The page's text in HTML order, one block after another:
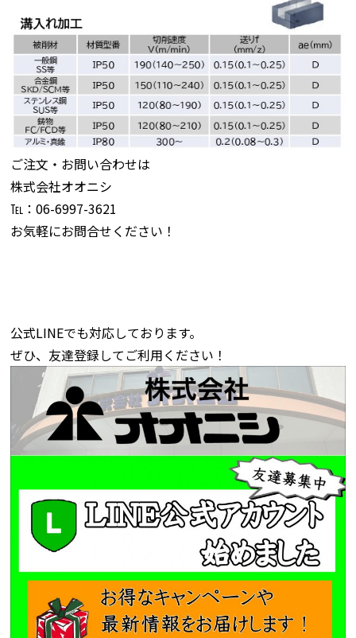
ご注文・お問い合わせは
株式会社オオニシ
℡：06-6997-3621
お気軽にお問合せください！
公式LINEでも対応しております。
ぜひ、友達登録してご利用ください！